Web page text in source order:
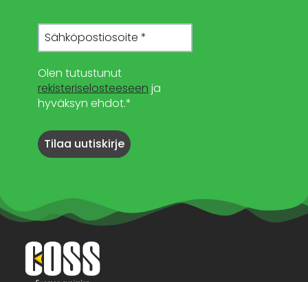
Olen tutustunut
rekisteriselosteeseen ja
hyväksyn ehdot.*